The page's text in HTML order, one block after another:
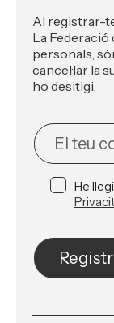
Al registrar-
La Federació
personals,
cancel·lar la
ho desitigi.
He